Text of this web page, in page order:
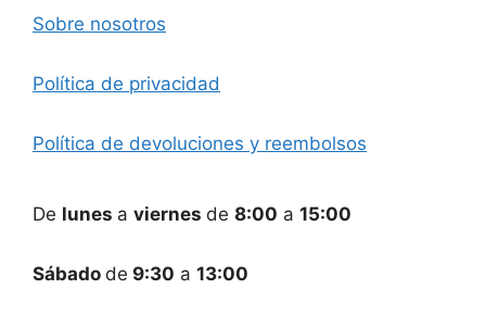
Sobre nosotros
Política de privacidad
Política de devoluciones y reembolsos
De lunes a viernes de 8:00 a 15:00
Sábado de 9:30 a 13:00